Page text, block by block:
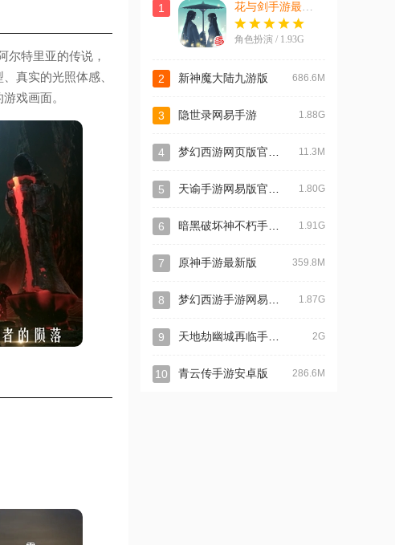
尔特里亚的传说，
真实的光照体感、
戏画面。
1 花与剑手游最新版
角色扮演 / 1.93G
2 新神魔大陆九游版 686.6M
3 隐世录网易手游 1.88G
4 11.3M
5 1.80G
6 1.91G
7 原神手游最新版 359.8M
8 1.87G
9 2G
10 青云传手游安卓版 286.6M